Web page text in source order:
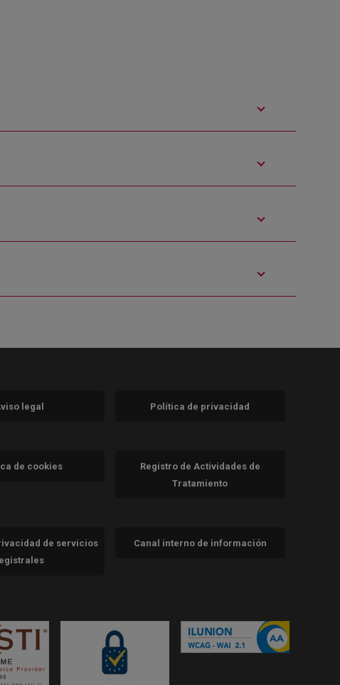
nueva)
legal Política de privacidad
de cookies
Registro de Actividades de
Tratamiento
de servicios
Canal interno de información